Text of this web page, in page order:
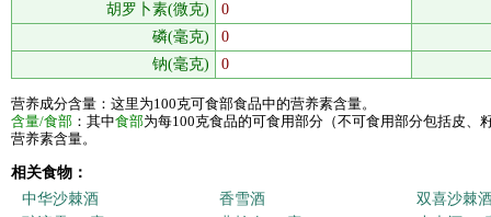
胡罗卜素(微克)
0
磷(毫克)
0
钠(毫克)
0
营养成分含量：这里为100克可食部食品中的营养素含量。
含量/食部 ：其中食部为每100克食品的可食用部分（不可食用部分包括皮、
营养素含量。
相关食物：
中华沙棘酒
香雪酒
双喜沙棘